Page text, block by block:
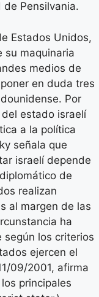
Pensilvania.
Estados Unidos,
su maquinaria
medios de
en duda tres
Por
estado israelí
a la política
señala que
israelí depende
de
realizan
al margen de las
ha
según los criterios
ejercen el
09/2001, afirma
principales